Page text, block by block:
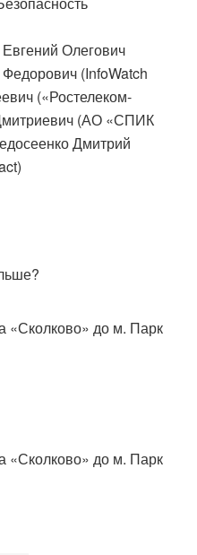
Олегович
(InfoWatch
(«Ростелеком-
(АО «СПИК
Дмитрий
«Сколково» до м. Парк
«Сколково» до м. Парк